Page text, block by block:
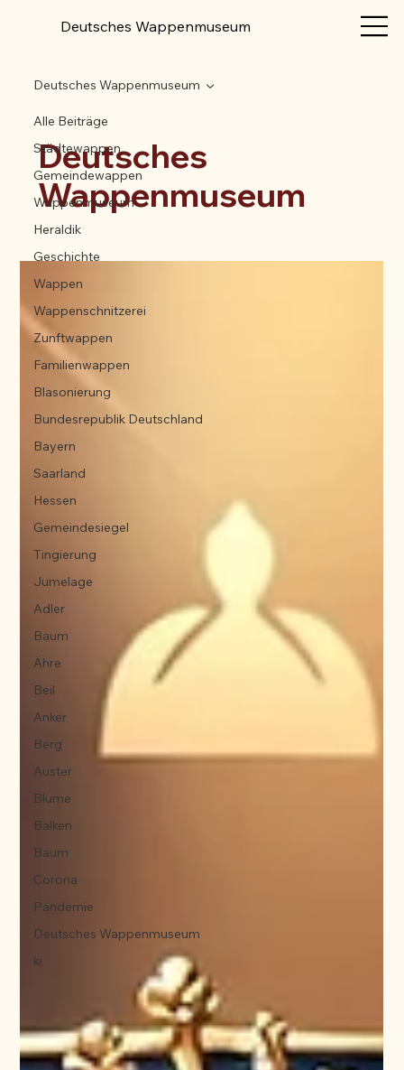
Deutsches Wappenmuseum
Alle Beiträge
Städtewappen
Gemeindewappen
Wappenmuseum
Heraldik
Geschichte
Wappen
Wappenschnitzerei
Zunftwappen
Familienwappen
Blasonierung
Bundesrepublik Deutschland
Bayern
Saarland
Hessen
Gemeindesiegel
Tingierung
Jumelage
Adler
Baum
Ähre
Beil
Anker
Berg
Auster
Blume
Balken
Baum
Corona
Pandemie
Deutsches Wappenmuseum
ki
Deutsches Wappenmuseum
Deutsches
Wappenmuseum